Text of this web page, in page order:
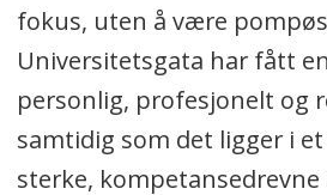
fokus, uten å være
Universitetsgata har fått
personlig, profesjonelt og
samtidig som det ligger i
sterke,